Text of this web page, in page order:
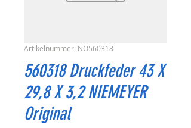
Artikelnummer: NO560318
560318 Druckfeder 43 X
29,8 X 3,2 NIEMEYER
Original